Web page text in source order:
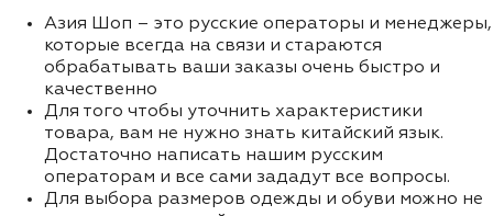
Азия Шоп – это русские операторы и менеджеры,
которые всегда на связи и стараются
обрабатывать ваши заказы очень быстро и
качественно
Для того чтобы уточнить характеристики
товара, вам не нужно знать китайский язык.
Достаточно написать нашим русским
операторам и все сами зададут все вопросы.
Для выбора размеров одежды и обуви можно не